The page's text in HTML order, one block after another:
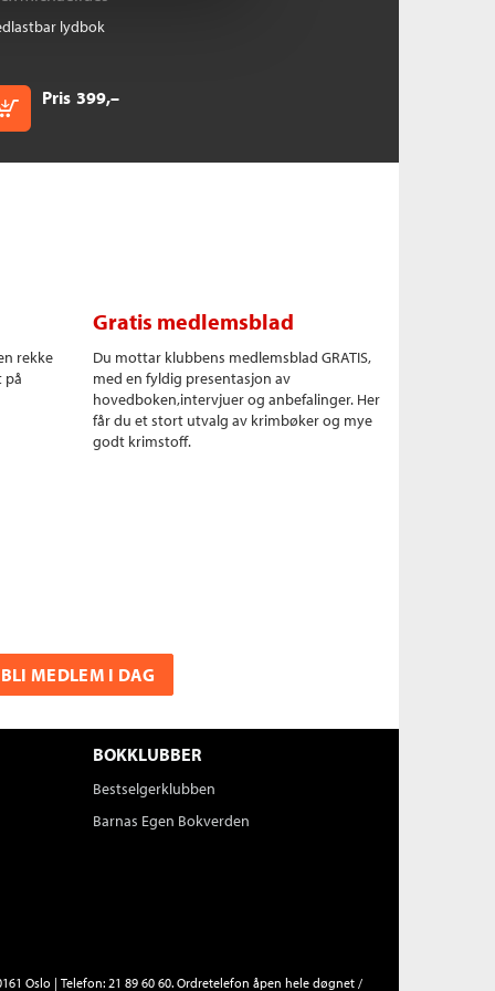
lydbok
Pris 399,–
Kjøp
rekke
på
Gratis medlemsblad
Du mottar klubbens medlemsblad GRATIS,
med en fyldig presentasjon av
hovedboken,intervjuer og anbefalinger. Her
får du et stort utvalg av krimbøker og mye
godt krimstoff.
BLI MEDLEM I DAG
BOKKLUBBER
Bestselgerklubben
Barnas Egen Bokverden
Oslo | Telefon: 21 89 60 60. Ordretelefon åpen hele døgnet /